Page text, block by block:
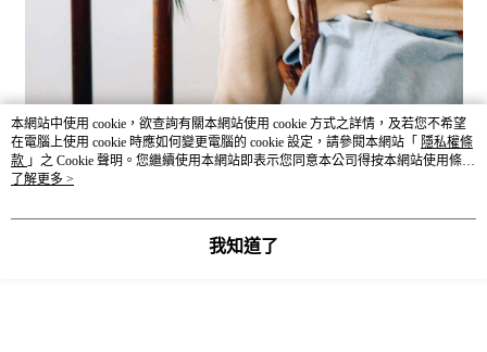
本網站中使用 cookie，欲查詢有關本網站使用 cookie 方式之詳情，及若您不希望
在電腦上使用 cookie 時應如何變更電腦的 cookie 設定，請參閱本網站「 隱私權條
款 」之 Cookie 聲明。您繼續使用本網站即表示您同意本公司得按本網站使用條款
之 Cookie 聲明使用 cookie。
了解更多 >
我知道了